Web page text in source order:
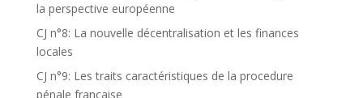
la perspective européenne
CJ n°8: La nouvelle décentralisation et les finances
locales
CJ n°9: Les traits caractéristiques de la procedure
pénale française